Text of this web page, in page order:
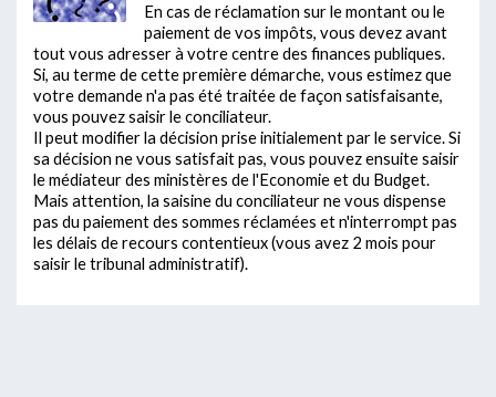
En cas de réclamation sur le montant ou le
paiement de vos impôts, vous devez avant
tout vous adresser à votre centre des finances publiques.
Si, au terme de cette première démarche, vous estimez que
votre demande n'a pas été traitée de façon satisfaisante,
vous pouvez saisir le conciliateur.
Il peut modifier la décision prise initialement par le service. Si
sa décision ne vous satisfait pas, vous pouvez ensuite saisir
le médiateur des ministères de l'Economie et du Budget.
Mais attention, la saisine du conciliateur ne vous dispense
pas du paiement des sommes réclamées et n'interrompt pas
les délais de recours contentieux (vous avez 2 mois pour
saisir le tribunal administratif).